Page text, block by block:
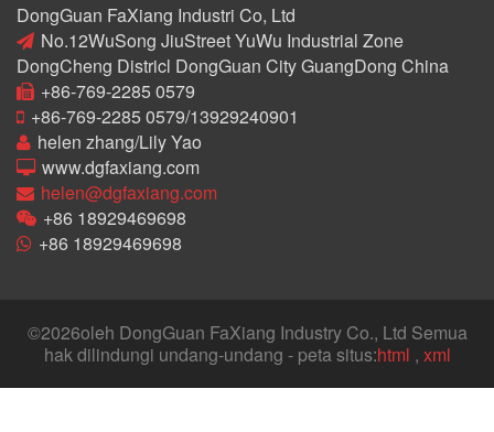
DongGuan FaXiang Industri Co, Ltd
No.12WuSong JiuStreet YuWu Industrial Zone
DongCheng Districl DongGuan City GuangDong China
+86-769-2285 0579
+86-769-2285 0579/13929240901
helen zhang/Lily Yao
www.dgfaxiang.com
helen@dgfaxiang.com
+86 18929469698
+86 18929469698
©2026oleh DongGuan FaXiang Industry Co., Ltd Semua
hak dilindungi undang-undang - peta situs:html , xml